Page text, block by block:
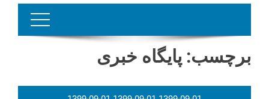
برچسب: پایگاه خبری